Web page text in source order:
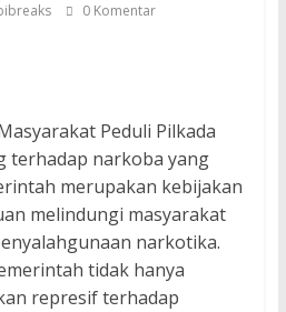
0 Komentar
Peduli Pilkada
terhadap narkoba yang
merupakan kebijakan
melindungi masyarakat
narkotika.
tidak hanya
represif terhadap